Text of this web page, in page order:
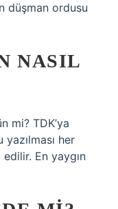
düşman ordusu
NASIL
mi? TDK’ya
her
edilir. En yaygın